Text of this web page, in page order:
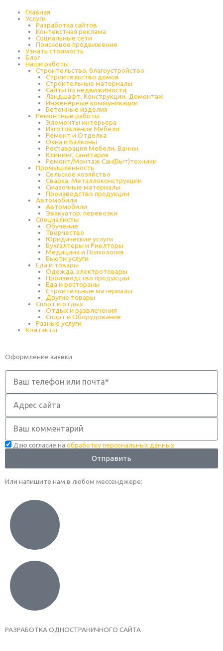
Главная
Услуги
Разработка сайтов
Контекстная реклама
Социальные сети
Поисковое продвижение
Узнать стоимость
Блог
Наши работы
Строительство, благоустройство
Строительство домов
Строительные материалы
Сайты по недвижимости
Ландшафт, Конструкции, Демонтаж
Инженерные коммуникации
Бетонные изделия
Ремонтные работы
Элементы интерьера
Изготовление Мебели
Ремонт и Отделка
Окна и Балконы
Реставрация Мебели, Ванны
Клининг, санитария
Ремонт/Монтаж Сан(Быт)техники
Промышленность
Cельское хозяйство
Сварка, Металлоконструкции
Cмазочные материалы
Производство продукции
Автомобили
Автомобили
Эвакуатор, перевозки
Специалисты
Обучение
Творчество
Юридические услуги
Бухгалтеры и Риелторы
Медицина и Психология
Бьюти услуги
Еда и товары
Одежда, электротовары
Производство продукции
Еда и рестораны
Строительные материалы
Другие товары
Спорт и отдых
Отдых и развлечения
Спорт и Оборудование
Разные услуги
Контакты
Оформление заявки
Телефон
Адрес
сайта
Комментарий
Даю согласие на обработку персональных данных
Отправить
Или напишите нам в любом месcенджере:
РАЗРАБОТКА ОДНОСТРАНИЧНОГО САЙТА